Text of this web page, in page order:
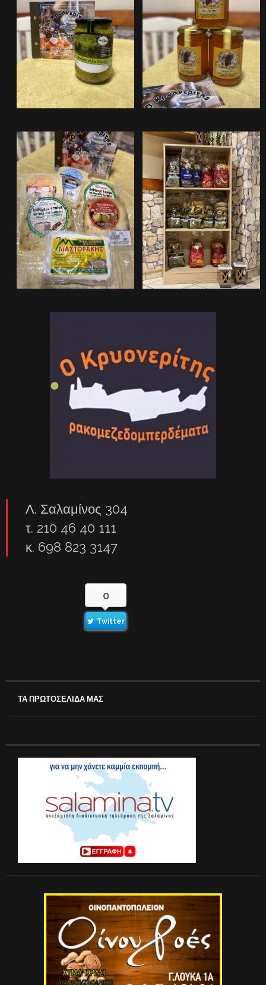
Λ. Σαλαμίνος 304
τ. 210 46 40 111
κ. 698 823 3147
0
Twitter
ΤΑ ΠΡΩΤΟΣΕΛΙΔΑ ΜΑΣ